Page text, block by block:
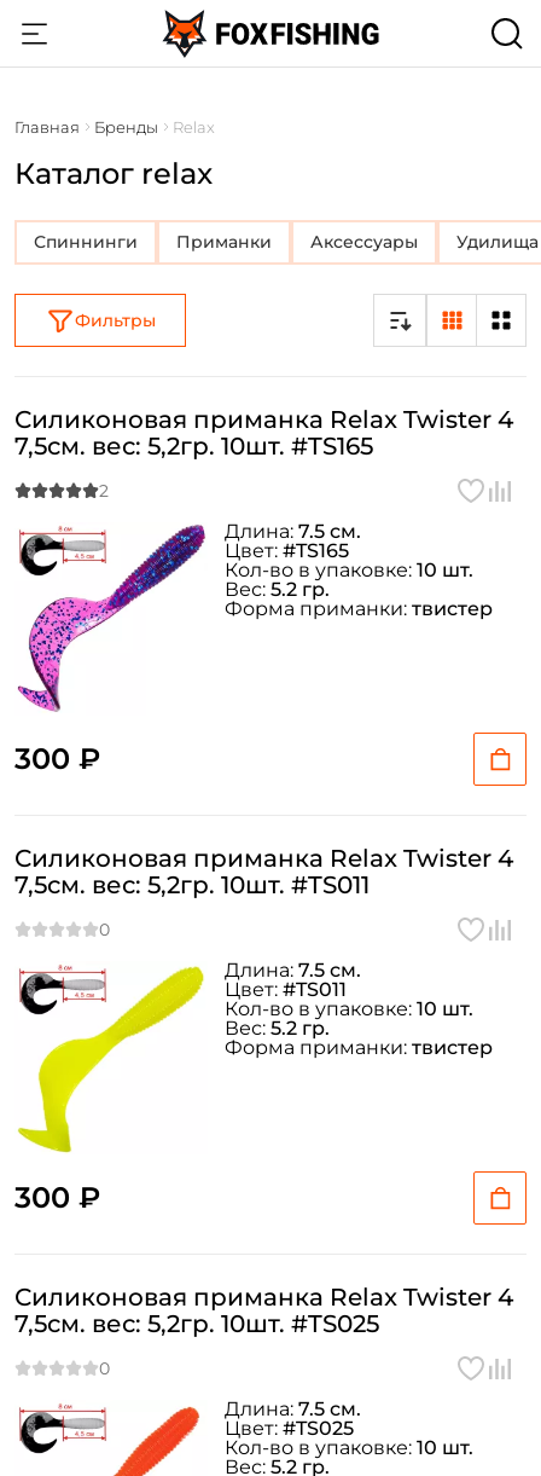
Главная Бренды Relax
Каталог relax
Спиннинги Приманки Аксессуары Удилища
Фильтры
Силиконовая приманка Relax Twister 4
7,5см. вес: 5,2гр. 10шт. #TS165
300 ₽
Длина: 7.5 см.
Цвет: #TS165
Кол-во в упаковке: 10 шт.
Вес: 5.2 гр.
Форма приманки: твистер
Силиконовая приманка Relax Twister 4
7,5см. вес: 5,2гр. 10шт. #TS011
300 ₽
Длина: 7.5 см.
Цвет: #TS011
Кол-во в упаковке: 10 шт.
Вес: 5.2 гр.
Форма приманки: твистер
Силиконовая приманка Relax Twister 4
7,5см. вес: 5,2гр. 10шт. #TS025
Длина: 7.5 см.
Цвет: #TS025
Кол-во в упаковке: 10 шт.
Вес: 5.2 гр.